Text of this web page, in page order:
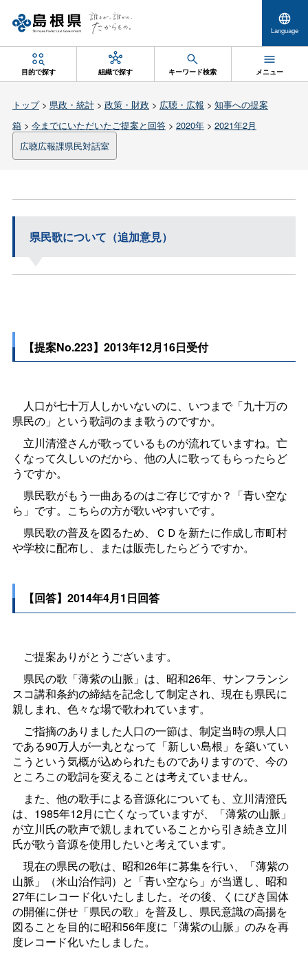
Language
目的で探す 組織で探す キーワード検索 メニュー
トップ> 県政・統計> 政策・財政 > 広聴・広報 > 知事への提案
箱> 今までにいただいたご提案と回答> 2020年> 2021年2月
広聴広報課県民対話室
県民歌について（追加意見）
【提案No.223】2013年12月16日受付
人口が七十万人しかいないのに、いつまで「九十万の
県民の」という歌詞のまま歌うのですか。
立川清澄さんが歌っているものが流れていますね。亡
くなって久しいのだから、他の人に歌ってもらったらど
うですか。
県民歌がもう一曲あるのはご存じですか？「青い空な
ら」です。こちらの方が歌いやすいです。
県民歌の普及を図るため、ＣＤを新たに作成し市町村
や学校に配布し、または販売したらどうですか。
【回答】2014年4月1日回答
ご提案ありがとうございます。
県民の歌「薄紫の山脈」は、昭和26年、サンフランシ
スコ講和条約の締結を記念して制定され、現在も県民に
親しまれ、色々な場で歌われています。
ご指摘のありました人口の一節は、制定当時の県人口
である90万人が一丸となって「新しい島根」を築いてい
こうという気概が込められたものでありますので、今の
ところこの歌詞を変えることは考えていません。
また、他の歌手による音源化についても、立川清澄氏
は、1985年12月に亡くなっていますが、「薄紫の山脈」
が立川氏の歌声で親しまれていることから引き続き立川
氏が歌う音源を使用したいと考えています。
現在の県民の歌は、昭和26年に募集を行い、「薄紫の
山脈」（米山治作詞）と「青い空なら」が当選し、昭和
27年にレコード化いたしました。その後、くにびき国体
の開催に併せ「県民の歌」を普及し、県民意識の高揚を
図ることを目的に昭和56年度に「薄紫の山脈」のみを再
度レコード化いたしました。